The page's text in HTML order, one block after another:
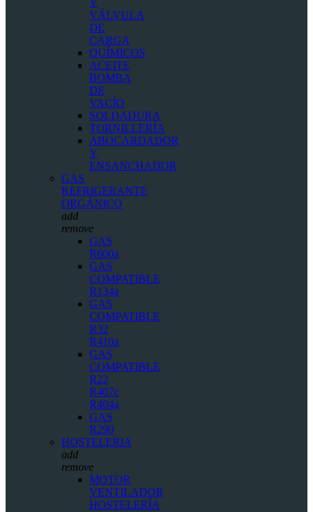
Y
VÁLVULA
DE
CARGA
QUÍMICOS
ACEITE
BOMBA
DE
VACÍO
SOLDADURA
TORNILLERÍA
ABOCARDADOR
Y
ENSANCHADOR
GAS
REFRIGERANTE
ORGÁNICO
add
remove
GAS
R600a
GAS
COMPATIBLE
R134a
GAS
COMPATIBLE
R32
R410a
GAS
COMPATIBLE
R22
R407c
R404a
GAS
R290
HOSTELERIA
add
remove
MOTOR
VENTILADOR
HOSTELERÍA